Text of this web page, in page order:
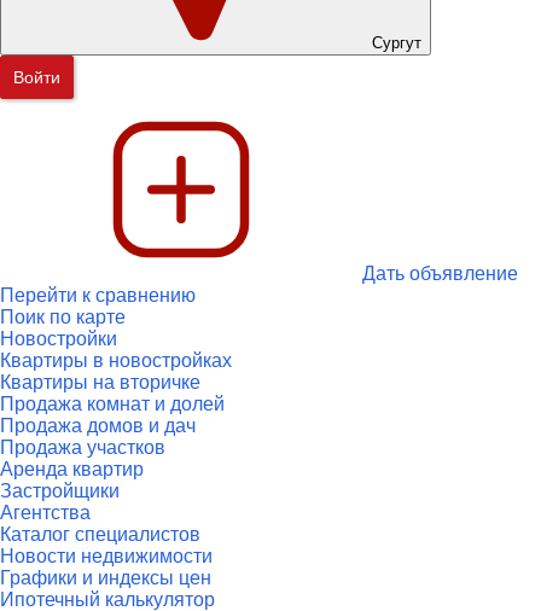
Сургут
Войти
Дать объявление
Перейти к сравнению
Поик по карте
Новостройки
Квартиры в новостройках
Квартиры на вторичке
Продажа комнат и долей
Продажа домов и дач
Продажа участков
Аренда квартир
Застройщики
Агентства
Каталог специалистов
Новости недвижимости
Графики и индексы цен
Ипотечный калькулятор